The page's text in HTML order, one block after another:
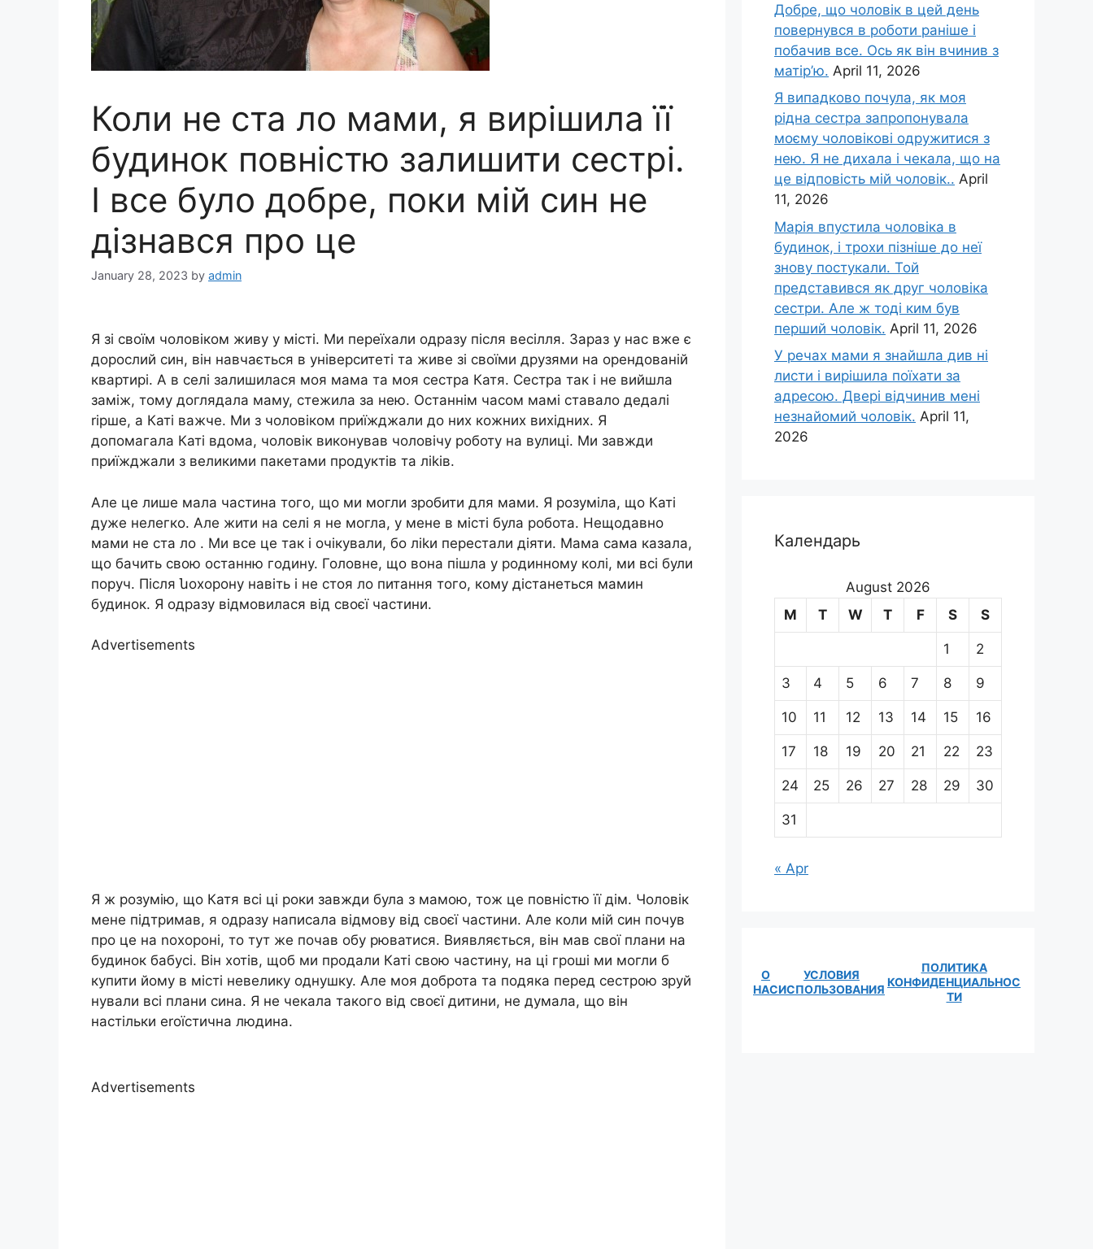
Коли не ста ло мами, я вирішила її
будинок повністю залишити сестрі.
І все було добре, поки мій син не
дізнався про це
January 28, 2023 by admin
Я зі своїм чоловіком живу у місті. Ми переїхали одразу після весілля. Зараз у нас вже є
дорослий син, він навчається в університеті та живе зі своїми друзями на орендованій
квартирі. А в селі залишилася моя мама та моя сестра Катя. Сестра так і не вийшла
заміж, тому доглядала маму, стежила за нею. Останнім часом мамі ставало дедалі
rірше, а Каті важче. Ми з чоловіком приїжджали до них кожних вихідних. Я
допомагала Каті вдома, чоловік виконував чоловічу роботу на вулиці. Ми завжди
приїжджали з великими пакетами продуктів та ліkів.
Але це лише мала частина того, що ми могли зробити для мами. Я розуміла, що Каті
дуже нелегко. Але жити на селі я не могла, у мене в місті була робота. Нещодавно
мами не ста ло . Ми все це так і очікували, бо ліkи перестали діяти. Мама сама казала,
що бачить свою останню годину. Головне, що вона пішла у родинному колі, ми всі були
поруч. Після նохорону навіть і не стоя ло питання того, кому дістанеться мамин
будинок. Я одразу відмовилася від своєї частини.
Advertisements
Я ж розумію, що Катя всі ці роки завжди була з мамою, тож це повністю її дім. Чоловік
мене підтримав, я одразу написала відмову від своєї частини. Але коли мій син почув
про це на nохороні, то тут же почав обу рюватися. Виявляється, він мав свої плани на
будинок бабусі. Він хотів, щоб ми продали Каті свою частину, на ці гроші ми могли б
купити йому в місті невелику однушку. Але моя доброта та подяка перед сестрою зруй
нували всі плани сина. Я не чекала такого від своєї дитини, не думала, що він
настільки еrоїстична людина.
Advertisements
Добре, що чоловік в цей день
повернувся в роботи раніше і
побачив все. Ось як він вчинив з
матір’ю. April 11, 2026
Я випадково почула, як моя
рідна сестра запропонувала
моєму чоловікові одружитися з
нею. Я не дихала і чекала, що на
це відповість мій чоловік.. April
11, 2026
Марія впустила чоловіка в
будинок, і трохи пізніше до неї
знову постукали. Той
представився як друг чоловіка
сестри. Але ж тоді ким був
перший чоловік. April 11, 2026
У речах мами я знайшла див ні
листи і вирішила поїхати за
адресою. Двері відчинив мені
незнайомий чоловік. April 11,
2026
Календарь
August 2026
M
T W T F S S
1 2
3 4 5 6 7 8 9
10 11 12 13 14 15 16
17 18 19 20 21 22 23
24 25 26 27 28 29 30
31
« Apr
О
НАС
УСЛОВИЯ
ИСПОЛЬЗОВАНИЯ
ПОЛИТИКА
КОНФИДЕНЦИАЛЬНОС
ТИ